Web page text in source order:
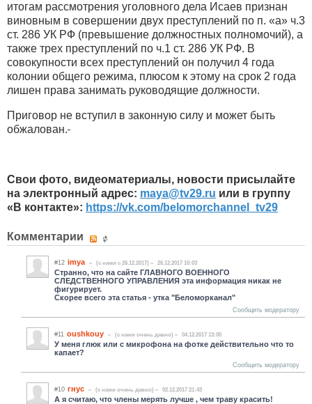
итогам рассмотрения уголовного дела Исаев признан
виновным в совершении двух преступлений по п. «а» ч.3
ст. 286 УК РФ (превышение должностных полномочий), а
также трех преступлений по ч.1 ст. 286 УК РФ. В
совокупности всех преступлений он получил 4 года
колонии общего режима, плюсом к этому на срок 2 года
лишен права занимать руководящие должности.
Приговор не вступил в законную силу и может быть
обжалован.
Свои фото, видеоматериалы, новости присылайте
на электронный адрес: maya@tv29.ru или в группу
«В контакте»: https://vk.com/belomorchannel_tv29
Комментарии
#12 imya (c нами с 26.12.2017) 26.12.2017 10:03
Странно, что на сайте ГЛАВНОГО ВОЕННОГО
СЛЕДСТВЕННОГО УПРАВЛЕНИЯ эта информация никак не
фигурирует.
Скорее всего эта статья - утка "Беломорканал"
Сообщить модератору
#11 oushkouy (c нами очень давно) 04.12.2017 13:05
У меня глюк или с микрофона на фотке действительно что то
капает?
Сообщить модератору
#10 гнус (c нами очень давно) 02.12.2017 21:43
А я считаю, что члены мерять лучше , чем траву красить!